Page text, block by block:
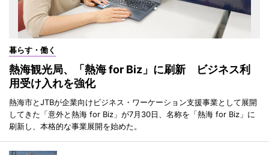
暮らす・働く
熱海観光局、「熱海 for Biz」に刷新 ビジネス利
用受け入れを強化
熱海市とJTBが企業向けビジネス・ワーケーション支援事業として展開
してきた「意外と熱海 for Biz」が7月30日、名称を「熱海 for Biz」に
刷新し、本格的な事業展開を始めた。